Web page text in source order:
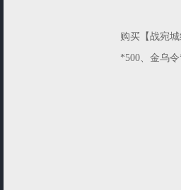
购买【战宛
*500、金乌